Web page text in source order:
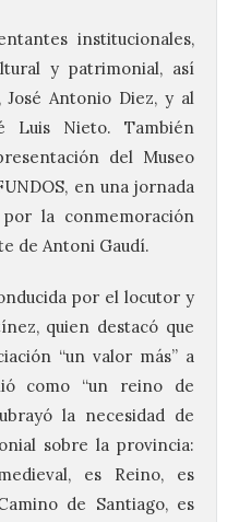
institucionales,
y patrimonial, así
Antonio Diez, y al
Luis Nieto. También
del Museo
en una jornada
la conmemoración
de Antoni Gaudí.
por el locutor y
quien destacó que
“un valor más” a
como “un reino de
la necesidad de
sobre la provincia:
es Reino, es
de Santiago, es